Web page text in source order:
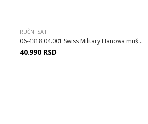
RUČNI SAT
06-4318.04.001 Swiss Military Hanowa muš...
40.990 RSD